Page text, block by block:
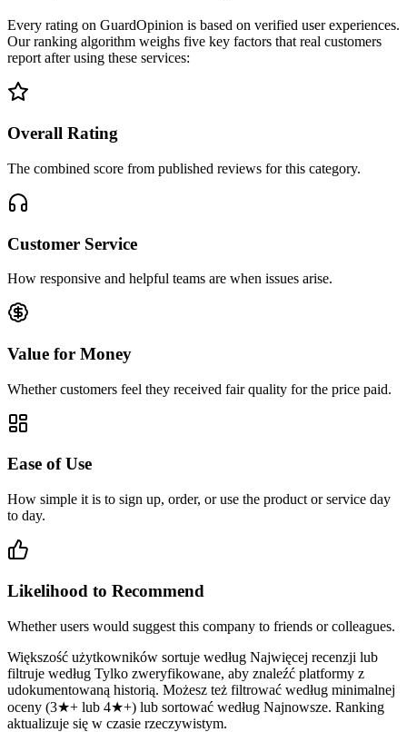
Every rating on GuardOpinion is based on verified user experiences.
Our ranking algorithm weighs five key factors that real customers
report after using these services:
Overall Rating
The combined score from published reviews for this category.
Customer Service
How responsive and helpful teams are when issues arise.
Value for Money
Whether customers feel they received fair quality for the price paid.
Ease of Use
How simple it is to sign up, order, or use the product or service day
to day.
Likelihood to Recommend
Whether users would suggest this company to friends or colleagues.
Większość użytkowników sortuje według Najwięcej recenzji lub
filtruje według Tylko zweryfikowane, aby znaleźć platformy z
udokumentowaną historią. Możesz też filtrować według minimalnej
oceny (3★+ lub 4★+) lub sortować według Najnowsze. Ranking
aktualizuje się w czasie rzeczywistym.